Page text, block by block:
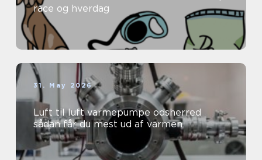
race og hverdag
31. May 2026
Luft til luft varmepumpe odsherred
sådan får du mest ud af varmen